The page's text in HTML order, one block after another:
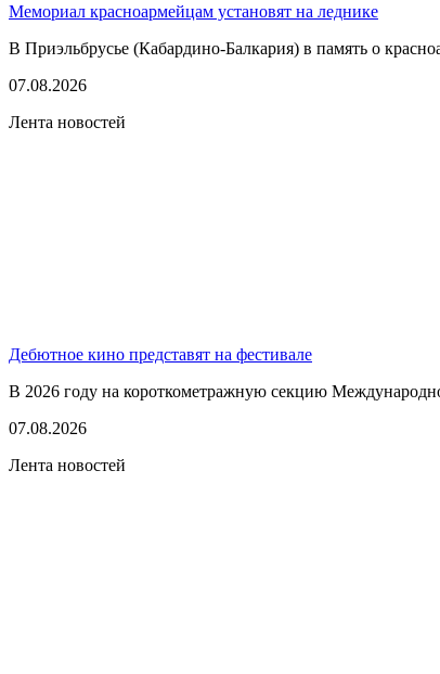
Мемориал красноармейцам установят на леднике
В Приэльбрусье (Кабардино-Балкария) в память о
07.08.2026
Лента новостей
Дебютное кино представят на фестивале
В 2026 году на короткометражную секцию
07.08.2026
Лента новостей